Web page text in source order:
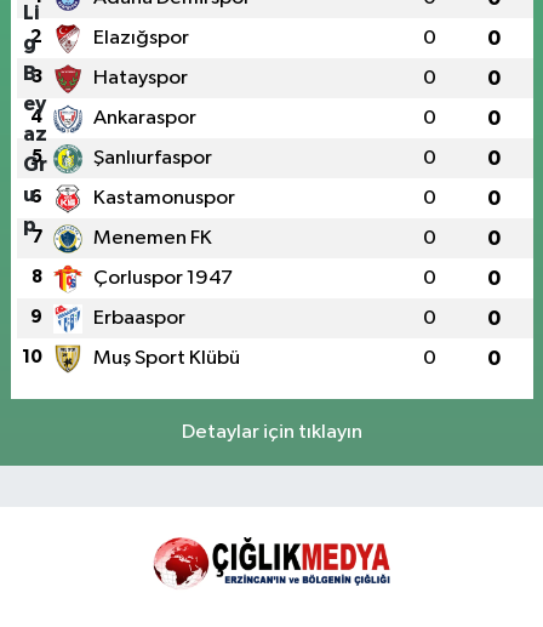
2 Elazığspor 0 0
3 Hatayspor 0 0
4 Ankaraspor 0 0
5 Şanlıurfaspor 0 0
6 Kastamonuspor 0 0
7 Menemen FK 0 0
8 Çorluspor 1947 0 0
9 Erbaaspor 0 0
10 Muş Sport Klübü 0 0
Detaylar için tıklayın